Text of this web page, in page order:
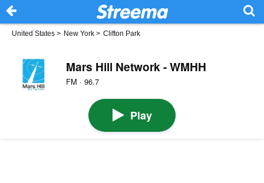
United States > New York > Clifton Park
Mars Hill Network - WMHH
FM · 96.7
Play